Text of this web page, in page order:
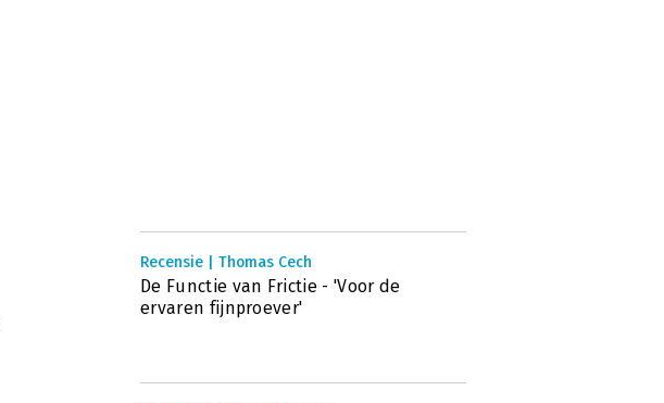
Recensie | Thomas Cech
De Functie van Frictie - 'Voor de
ervaren fijnproever'